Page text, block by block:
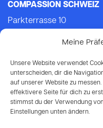
Meine
Unsere Website verwendet
unterscheiden, dir die
auf unserer Website zu
effektivere Seite für dich zu
stimmst du der Verwendung
Einstellungen unten ändern.
COMPASSION SCHWEIZ
Parkterrasse 10
Tel.: +41 (0)31 552 21 21
E-mail:
IBAN CH93 8080 8007
Deine Spende
an
steuerabzugsberechtigt.